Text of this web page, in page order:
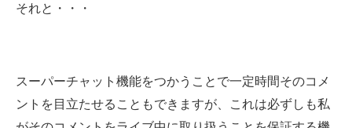
それと・・・
スーパーチャット機能をつかうことで一定時間そのコメ
ントを目立たせることもできますが、これは必ずしも私